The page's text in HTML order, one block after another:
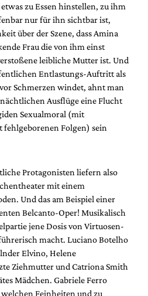
zu Essen hinstellen, zu ihm
nur für ihn sichtbar ist,
über der Szene, dass Amina
Frau die von ihm einst
leibliche Mutter ist. Und
Entlastungs-Auftritt als
Schmerzen windet, ahnt man
Ausflüge eine Flucht
Sexualmoral (mit
Folgen) sein
Protagonisten liefern also
mit einem
Und das am Beispiel einer
Belcanto-Oper! Musikalisch
jene Dosis von Virtuosen-
macht. Luciano Botelho
Elvino, Helene
Ziehmutter und Catriona Smith
Mädchen. Gabriele Ferro
Feinheiten und zu